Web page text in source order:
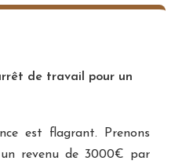
de travail pour un
est flagrant. Prenons
un revenu de 3000€ par